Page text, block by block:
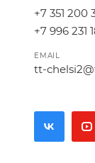
+7 351 200
+7 996 231
EMAIL
tt-